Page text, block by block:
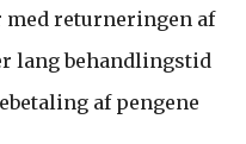
returneringen af
lang behandlingstid
af pengene